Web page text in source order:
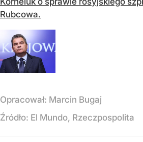
Rubcowa.
Opracował: Marcin Bugaj
Źródło: El Mundo, Rzeczpospolita